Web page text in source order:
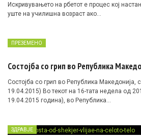
Искривувањето на рбетот е процес кој
уште на училишна возраст ако…
ПРЕЗЕМЕНО
Состојба со грип во Република
Состојба со грип во Република Македонија,
19.04.2015) Во текот на 16-тата недела од
19.04.2015 година), во Република…
ЗДРАВЈЕ